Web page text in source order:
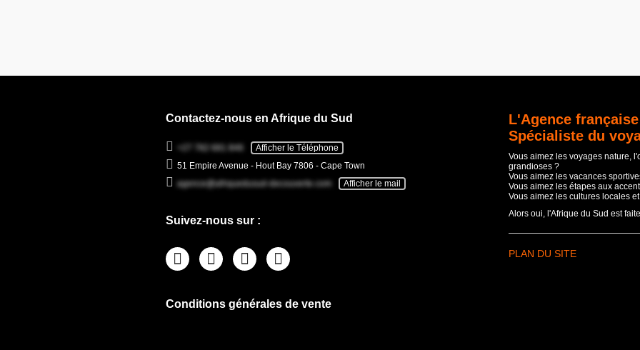
Contactez-nous en Afrique du Sud
+27 782 681 846
Afficher le Téléphone
51 Empire Avenue - Hout Bay 7806 - Cape Town
agence@afriquedusud-decouverte.com
Afficher le mail
Suivez-nous sur :
Conditions générales de vente
L'Agence
Spécialiste du
Vous aimez les voyages nature,
grandioses ?
Vous aimez les vacances
Vous aimez les étapes aux
Vous aimez les cultures locales
Alors oui, l'Afrique du Sud est
PLAN DU SITE